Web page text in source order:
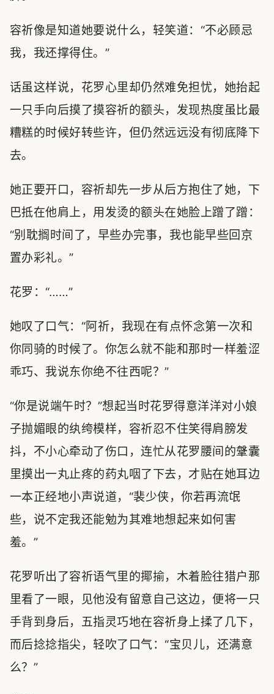
容祈像是知道她要说什么，轻笑道：“不必顾忌
我，我还撑得住。”
话虽这样说，花罗心里却仍然难免担忧，她抬起
一只手向后摸了摸容祈的额头，发现热度虽比最
糟糕的时候好转些许，但仍然远远没有彻底降下
去。
她正要开口，容祈却先一步从后方抱住了她，下
巴抵在他肩上，用发烫的额头在她脸上蹭了蹭：
“别耽搁时间了，早些办完事，我也能早些回京
置办彩礼。”
花罗：“……”
她叹了口气：“阿祈，我现在有点怀念第一次和
你同骑的时候了。你怎么就不能和那时一样羞涩
乖巧、我说东你绝不往西呢？”
“你是说端午时？”想起当时花罗得意洋洋对小娘
子抛媚眼的纨绔模样，容祈忍不住笑得肩膀发
抖，不小心牵动了伤口，连忙从花罗腰间的鞶囊
里摸出一丸止疼的药丸咽了下去，才贴在她耳边
一本正经地小声说道，“裴少侠，你若再流氓
些，说不定我还能勉为其难地想起来如何害
羞。”
花罗听出了容祈语气里的揶揄，木着脸往猎户那
里看了一眼，见他没有留意自己这边，便将一只
手背到身后，五指灵巧地在容祈身上揉了几下，
而后捻捻指尖，轻吹了口气：“宝贝儿，还满意
么？”